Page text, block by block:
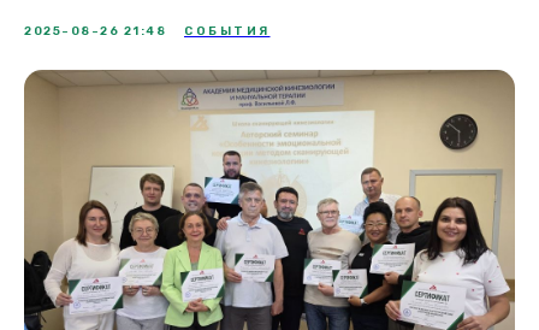
2025-08-26 21:48 СОБЫТИЯ